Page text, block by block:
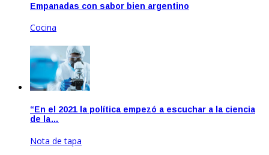
Empanadas con sabor bien argentino
Cocina
“En el 2021 la política empezó a escuchar a la ciencia
de la…
Nota de tapa